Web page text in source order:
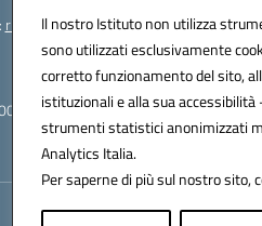
Il nostro Istituto non utilizza
sono utilizzati esclusivamente
corretto funzionamento del sito,
istituzionali e alla sua
strumenti statistici anonimizzati
Analytics Italia.
Per saperne di più sul nostro sito,
rmic8aq00n@pec.istruzione.it